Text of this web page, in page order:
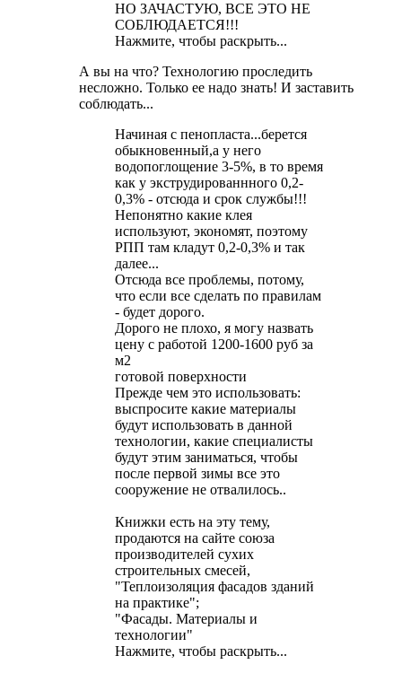
НО ЗАЧАСТУЮ, ВСЕ ЭТО НЕ
СОБЛЮДАЕТСЯ!!!
Нажмите, чтобы раскрыть...
А вы на что? Технологию проследить
несложно. Только ее надо знать! И заставить
соблюдать...
Начиная с пенопласта...берется
обыкновенный,а у него
водопоглощение 3-5%, в то время
как у экструдированнного 0,2-
0,3% - отсюда и срок службы!!!
Непонятно какие клея
используют, экономят, поэтому
РПП там кладут 0,2-0,3% и так
далее...
Отсюда все проблемы, потому,
что если все сделать по правилам
- будет дорого.
Дорого не плохо, я могу назвать
цену с работой 1200-1600 руб за
м2
готовой поверхности
Прежде чем это использовать:
выспросите какие материалы
будут использовать в данной
технологии, какие специалисты
будут этим заниматься, чтобы
после первой зимы все это
сооружение не отвалилось..
Книжки есть на эту тему,
продаются на сайте союза
производителей сухих
строительных смесей,
"Теплоизоляция фасадов зданий
на практике";
"Фасады. Материалы и
технологии"
Нажмите, чтобы раскрыть...